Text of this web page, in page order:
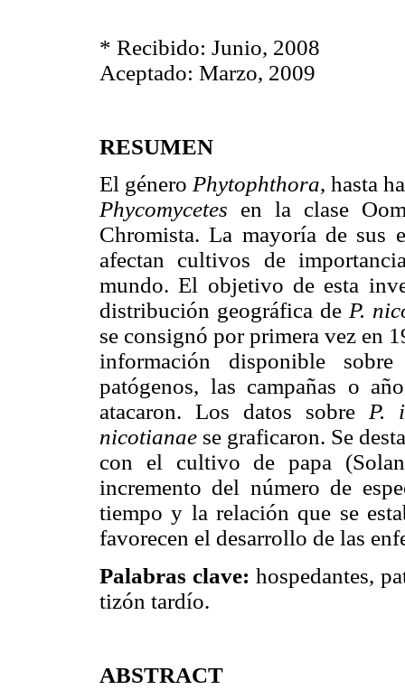
* Recibido: Junio, 2008
Aceptado: Marzo, 2009
RESUMEN
El género Phytophthora, hasta
Phycomycetes en la clase
Chromista. La mayoría de sus
afectan cultivos de
mundo. El objetivo de esta
distribución geográfica de P.
se consignó por primera vez en
información disponible
patógenos, las campañas o
atacaron. Los datos sobre P.
nicotianae se graficaron. Se
con el cultivo de papa
incremento del número de
tiempo y la relación que se
favorecen el desarrollo de las
Palabras clave:hospedantes,
tizón tardío.
ABSTRACT